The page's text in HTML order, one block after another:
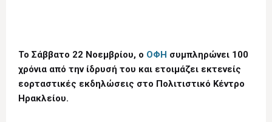
Το Σάββατο 22 Νοεμβρίου, ο ΟΦΗ συμπληρώνει 100
χρόνια από την ίδρυσή του και ετοιμάζει εκτενείς
εορταστικές εκδηλώσεις στο Πολιτιστικό Κέντρο
Ηρακλείου.